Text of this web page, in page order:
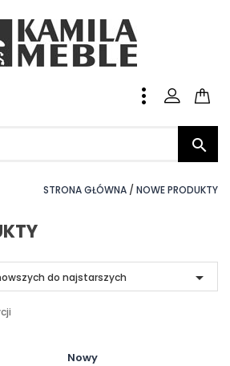

STRONA GŁÓWNA NOWE PRODUKTY
do najstarszych 
Nowy